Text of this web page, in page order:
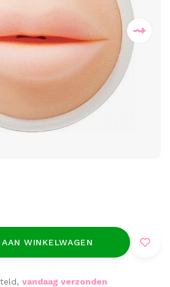
WINKELWAGEN
vandaag verzonden